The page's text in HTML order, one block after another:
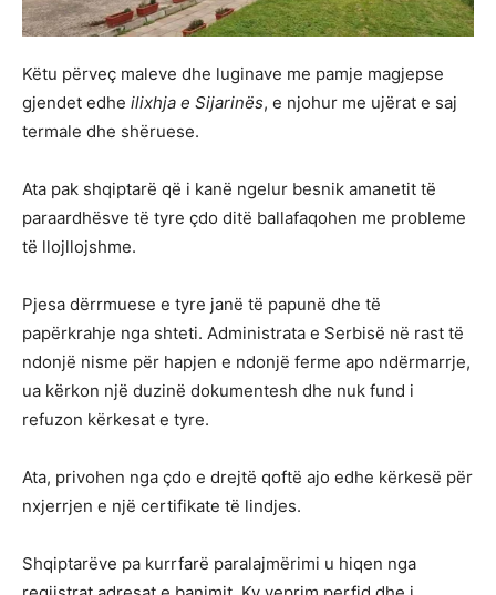
Këtu përveç maleve dhe luginave me pamje magjepse
gjendet edhe ilixhja e Sijarinës, e njohur me ujërat e saj
termale dhe shëruese.
Ata pak shqiptarë që i kanë ngelur besnik amanetit të
paraardhësve të tyre çdo ditë ballafaqohen me probleme
të llojllojshme.
Pjesa dërrmuese e tyre janë të papunë dhe të
papërkrahje nga shteti. Administrata e Serbisë në rast të
ndonjë nisme për hapjen e ndonjë ferme apo ndërmarrje,
ua kërkon një duzinë dokumentesh dhe nuk fund i
refuzon kërkesat e tyre.
Ata, privohen nga çdo e drejtë qoftë ajo edhe kërkesë për
nxjerrjen e një certifikate të lindjes.
Shqiptarëve pa kurrfarë paralajmërimi u hiqen nga